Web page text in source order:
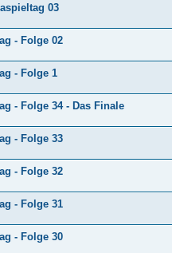
03
- Folge 02
- Folge 1
- Folge 34 - Das Finale
- Folge 33
- Folge 32
- Folge 31
- Folge 30